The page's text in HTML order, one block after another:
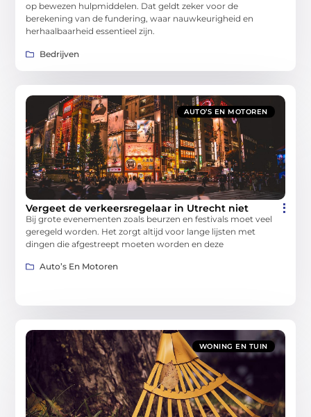
op bewezen hulpmiddelen. Dat geldt zeker voor de
berekening van de fundering, waar nauwkeurigheid en
herhaalbaarheid essentieel zijn.
Bedrijven
AUTO’S EN MOTOREN
Vergeet de verkeersregelaar in Utrecht niet
Bij grote evenementen zoals beurzen en festivals moet veel
geregeld worden. Het zorgt altijd voor lange lijsten met
dingen die afgestreept moeten worden en deze
Auto’s En Motoren
WONING EN TUIN